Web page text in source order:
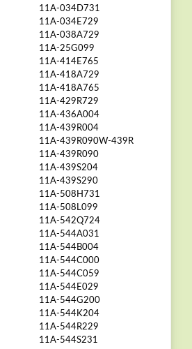
11A-034D731
11A-034E729
11A-038A729
11A-25G099
11A-414E765
11A-418A729
11A-418A765
11A-429R729
11A-436A004
11A-439R004
11A-439R090W-439R
11A-439R090
11A-439S204
11A-439S290
11A-508H731
11A-508L099
11A-542Q724
11A-544A031
11A-544B004
11A-544C000
11A-544C059
11A-544E029
11A-544G200
11A-544K204
11A-544R229
11A-544S231